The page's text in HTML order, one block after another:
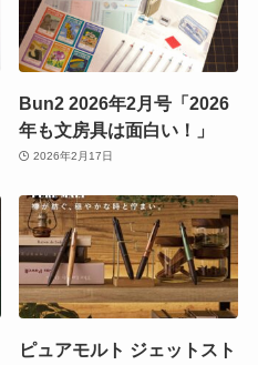
Bun2 2026年2月号「2026
年も文房具は面白い！」
2026年2月17日
ピュアモルト ジェットスト